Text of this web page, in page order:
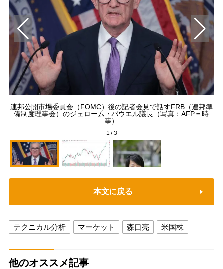
連邦公開市場委員会（FOMC）後の記者会見で話すFRB（連邦準
備制度理事会）のジェローム・パウエル議長（写真：AFP＝時
事）
1 /3
本文に戻る
テクニカル分析 マーケット 森口亮 米国株
他のオススメ記事